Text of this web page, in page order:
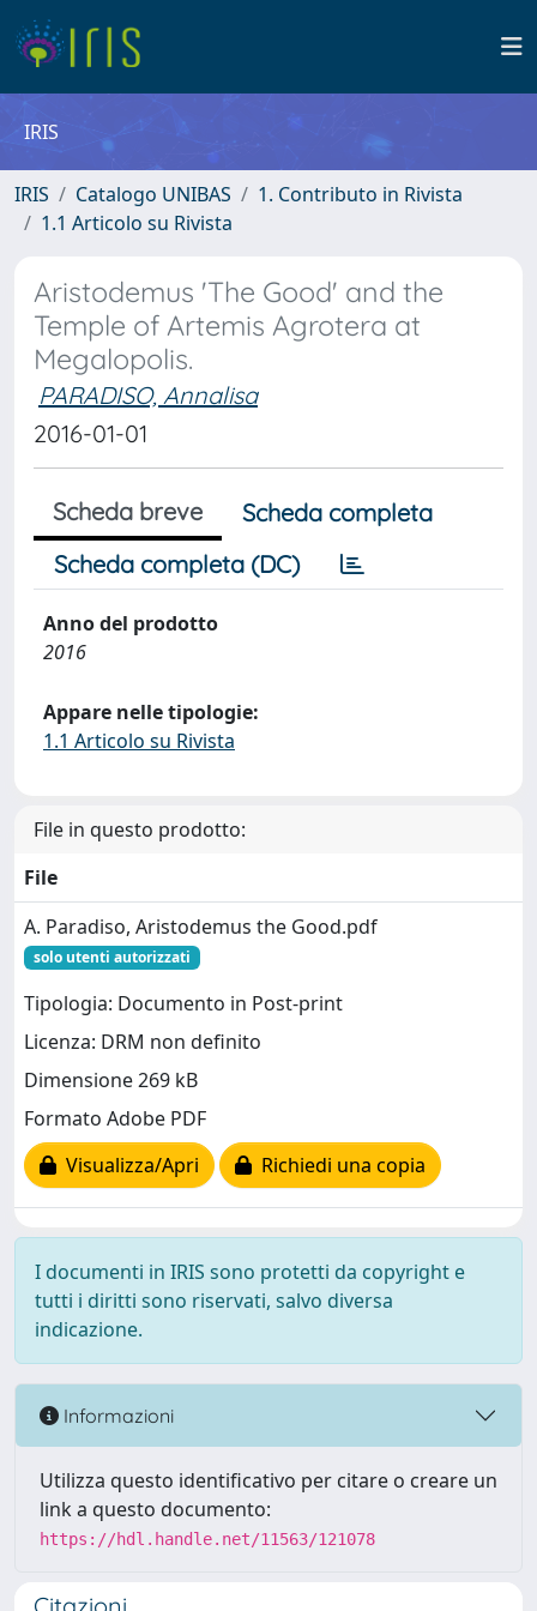
IRIS
IRIS Catalogo UNIBAS
1. Contributo in Rivista
1.1 Articolo su Rivista
Aristodemus 'The Good' and the
Temple of Artemis Agrotera at
Megalopolis.
PARADISO, Annalisa
2016-01-01
Scheda breve
Scheda completa
Scheda completa (DC)
Anno del prodotto
2016
Appare nelle tipologie:
1.1 Articolo su Rivista
File in questo prodotto:
File
A. Paradiso, Aristodemus the Good.pdf
solo utenti autorizzati
Tipologia: Documento in Post-print
Licenza: DRM non definito
Dimensione 269 kB
Formato Adobe PDF
Visualizza/Apri
Richiedi una copia
I documenti in IRIS sono protetti da copyright e
tutti i diritti sono riservati, salvo diversa
indicazione.
Informazioni
Utilizza questo identificativo per citare o creare un
link a questo documento:
https://hdl.handle.net/11563/121078